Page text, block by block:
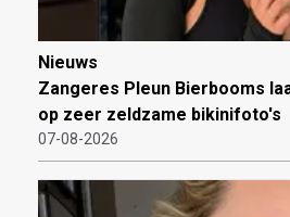
Nieuws
Zangeres Pleun Bierbooms
op zeer zeldzame bikinifoto's
07-08-2026